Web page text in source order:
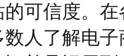
可信度。
人了解电